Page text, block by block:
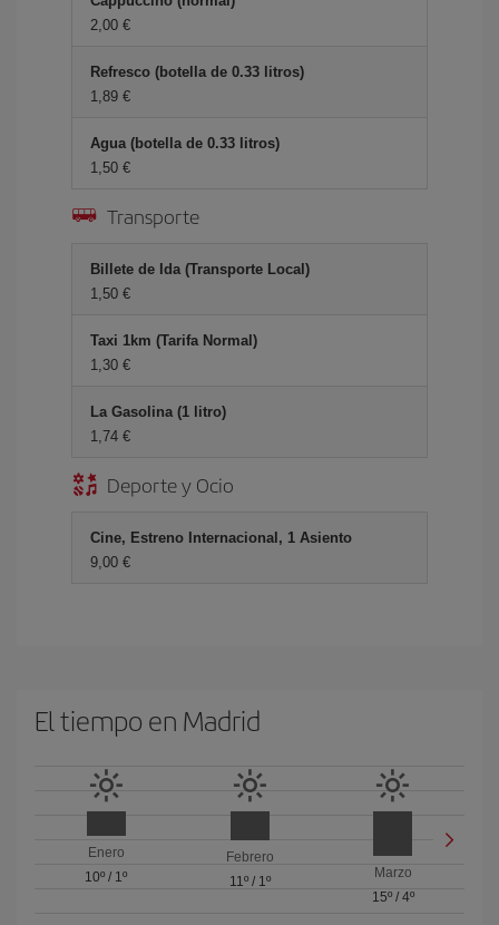
2,00 €
Refresco (botella de 0.33 litros)
1,89 €
Agua (botella de 0.33 litros)
1,50 €
Transporte
Billete de Ida (Transporte Local)
1,50 €
Taxi 1km (Tarifa Normal)
1,30 €
La Gasolina (1 litro)
1,74 €
Deporte y Ocio
Cine, Estreno Internacional, 1 Asiento
9,00 €
El tiempo en Madrid
Enero
10º / 1º
Febrero
11º/ 1º
Marzo
15º/ 4º